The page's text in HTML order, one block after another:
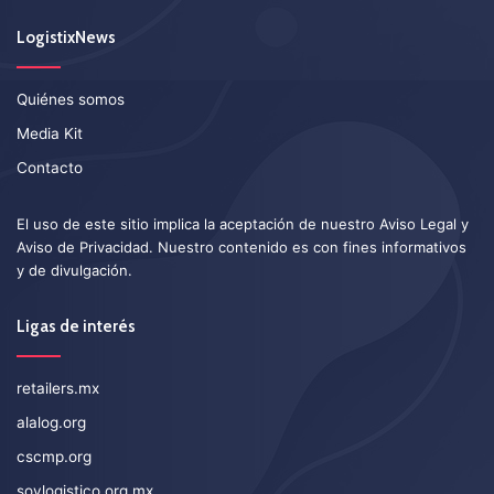
LogistixNews
Quiénes somos
Media Kit
Contacto
El uso de este sitio implica la aceptación de nuestro Aviso Legal y
Aviso de Privacidad. Nuestro contenido es con fines informativos
y de divulgación.
Ligas de interés
retailers.mx
alalog.org
cscmp.org
soylogistico.org.mx